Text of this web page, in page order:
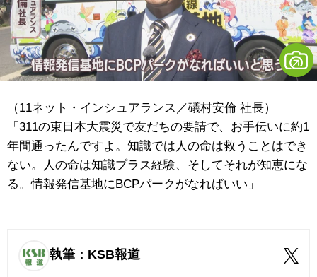
（11ネット・インシュアランス／礒村安倫 社長）
「311の東日本大震災で友だちの要請で、お手伝いに約1
年間通ったんですよ。知識では人の命は救うことはでき
ない。人の命は知識プラス経験、そしてそれが知恵にな
る。情報発信基地にBCPパークがなればいい」
執筆：KSB報道